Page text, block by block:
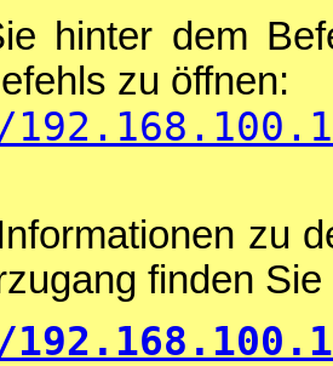
hinter dem
zu öffnen:
zu
finden